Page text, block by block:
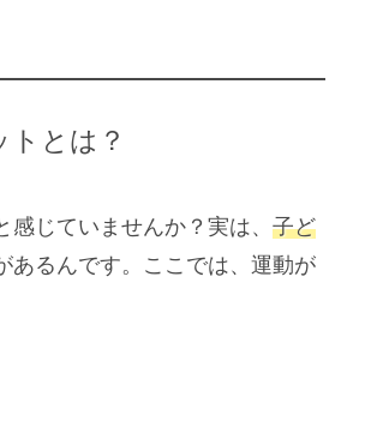
とは？
じていませんか？実は、 子ど
あるんです。ここでは、運動が